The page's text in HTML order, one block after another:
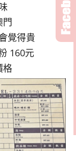
門
覺得貴
160元
格